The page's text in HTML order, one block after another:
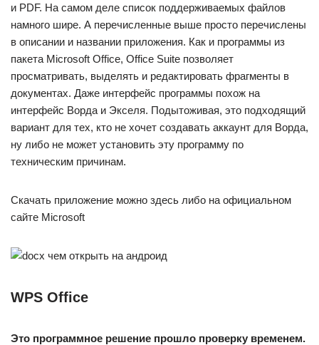
и PDF. На самом деле список поддерживаемых файлов
намного шире. А перечисленные выше просто перечислены
в описании и названии приложения. Как и программы из
пакета Microsoft Office, Office Suite позволяет
просматривать, выделять и редактировать фрагменты в
документах. Даже интерфейс программы похож на
интерфейс Ворда и Экселя. Подытоживая, это подходящий
вариант для тех, кто не хочет создавать аккаунт для Ворда,
ну либо не может установить эту программу по
техническим причинам.
Скачать приложение можно здесь либо на официальном
сайте Microsoft
WPS Office
Это программное решение прошло проверку временем.